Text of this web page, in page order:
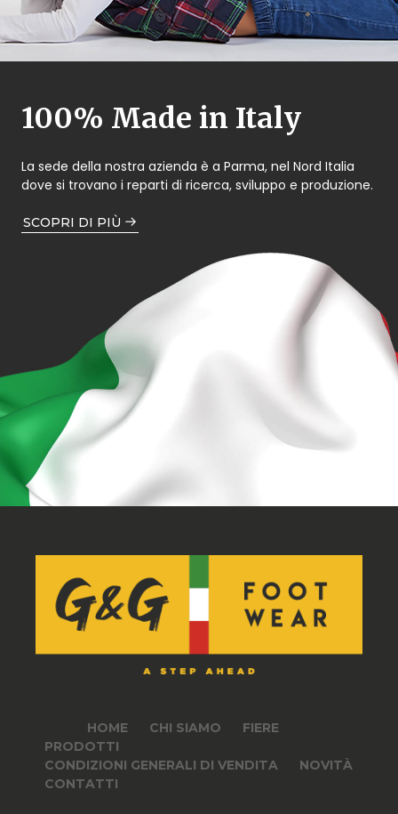
100% Made in Italy
La sede della nostra azienda è a Parma, nel Nord Italia
dove si trovano i reparti di ricerca, sviluppo e produzione.
SCOPRI DI PIÙ
HOME CHI SIAMO
FIERE
PRODOTTI
CONDIZIONI GENERALI DI VENDITA
NOVITÀ
CONTATTI